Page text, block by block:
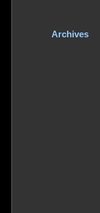
Archives